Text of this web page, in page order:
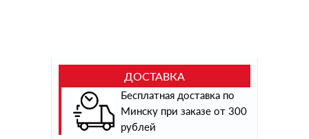
ДОСТАВКА
Бесплатная доставка по
Минску при заказе от 300
рублей